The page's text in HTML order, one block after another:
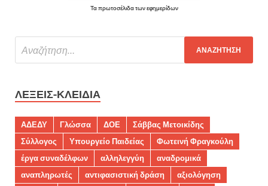
Τα πρωτοσέλιδα των εφημερίδων
ΛΈΞΕΙΣ-ΚΛΕΙΔΙΆ
ΑΔΕΔΥ Γλώσσα ΔΟΕ
Σάββας Μετοικίδης
Σύλλογος
Υπουργείο Παιδείας
Φωτεινή Φραγκούλη
έργα συναδέλφων
αλληλεγγύη
αναδρομικά
αναπληρωτές
αντιφασιστική δράση
αξιολόγηση